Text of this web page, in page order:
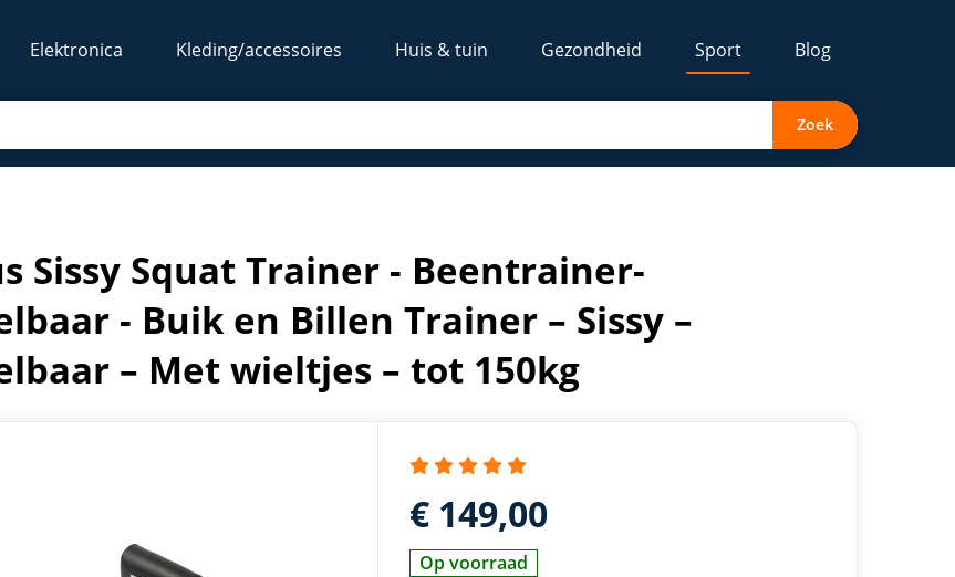
Elektronica Kleding/accessoires Huis & tuin Gezondheid Sport Blog
Zoek
- Buik en Billen Trainer – Sissy – Verstelbaar – Met wieltjes – tot 150kg
Sissy Squat Trainer - Beentrainer-
- Buik en Billen Trainer – Sissy –
– Met wieltjes – tot 150kg
€ 149,00
Op voorraad